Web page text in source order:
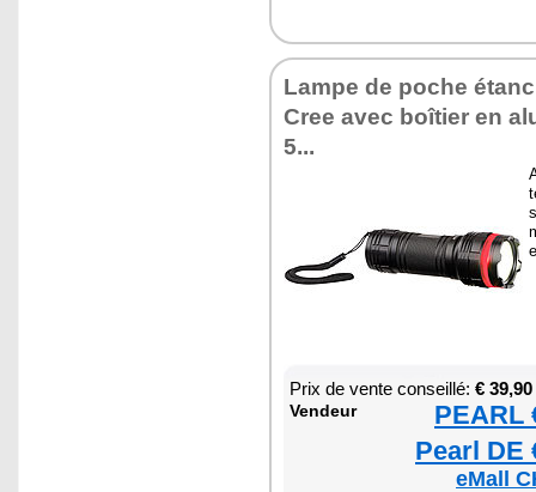
Lampe de poche
Cree avec boî­tier en
5...
Prix de vente conseillé: € 39,90
Ven­deur
PEARL
Pearl DE
eMall